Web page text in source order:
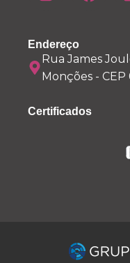
Endereço
Rua James
Monções -
Certificados